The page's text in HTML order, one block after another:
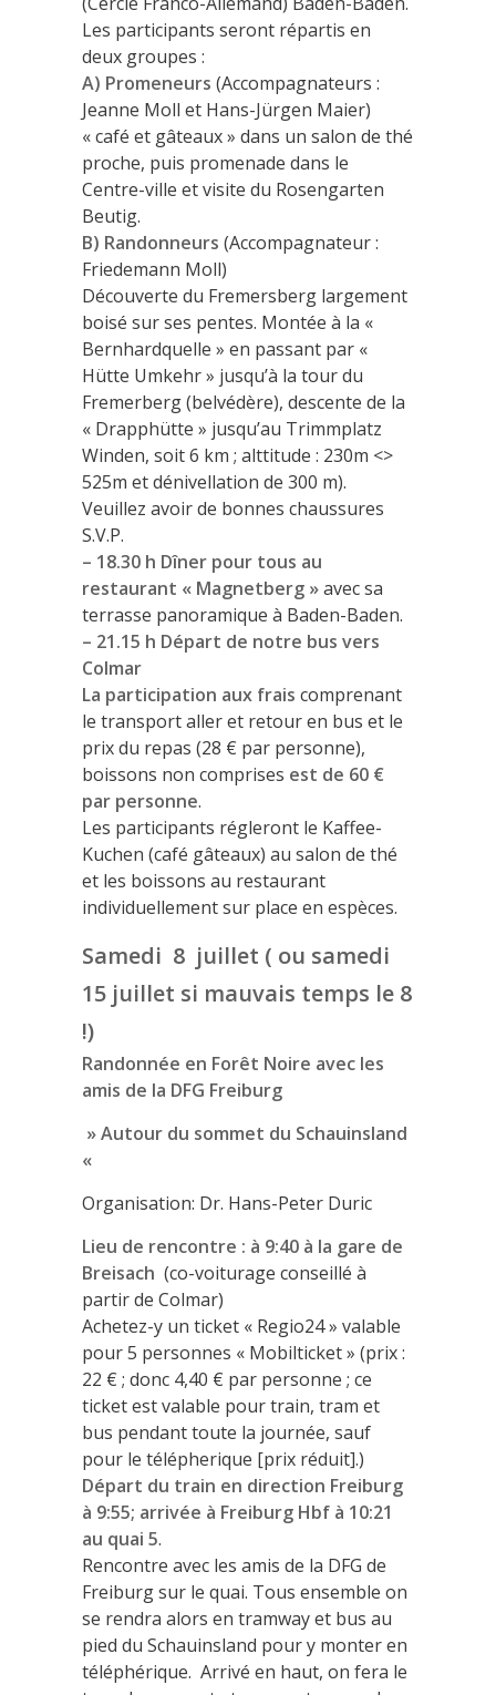
Les participants seront répartis en
deux groupes :
A) Promeneurs (Accompagnateurs :
Jeanne Moll et Hans-Jürgen Maier)
« café et gâteaux » dans un salon de thé
proche, puis promenade dans le
Centre-ville et visite du Rosengarten
Beutig.
B) Randonneurs (Accompagnateur :
Friedemann Moll)
Découverte du Fremersberg largement
boisé sur ses pentes. Montée à la «
Bernhardquelle » en passant par «
Hütte Umkehr » jusqu’à la tour du
Fremerberg (belvédère), descente de la
« Drapphütte » jusqu’au Trimmplatz
Winden, soit 6 km ; alttitude : 230m <>
525m et dénivellation de 300 m).
Veuillez avoir de bonnes chaussures
S.V.P.
– 18.30 h Dîner pour tous au
restaurant « Magnetberg »avec sa
terrasse panoramique à Baden-Baden.
– 21.15 h Départ de notre bus vers
Colmar
La participation aux frais comprenant
le transport aller et retour en bus et le
prix du repas (28 € par personne),
boissons non comprises est de 60 €
par personne.
Les participants régleront le Kaffee-
Kuchen (café gâteaux) au salon de thé
et les boissons au restaurant
individuellement sur place en espèces.
Samedi 8 juillet ( ou samedi
15 juillet si mauvais temps le 8
!)
Randonnée en Forêt Noire avec les
amis de la DFG Freiburg
» Autour du sommet du Schauinsland
«
Organisation: Dr. Hans-Peter Duric
Lieu de rencontre : à 9:40 à la gare de
Breisach (co-voiturage conseillé à
partir de Colmar)
Achetez-y un ticket « Regio24 » valable
pour 5 personnes « Mobilticket » (prix :
22 € ; donc 4,40 € par personne ; ce
ticket est valable pour train, tram et
bus pendant toute la journée, sauf
pour le télépherique [prix réduit].)
Départ du train en direction Freiburg
à 9:55; arrivée à Freiburg Hbf à 10:21
au quai 5.
Rencontre avec les amis de la DFG de
Freiburg sur le quai. Tous ensemble on
se rendra alors en tramway et bus au
pied du Schauinsland pour y monter en
téléphérique. Arrivé en haut, on fera le